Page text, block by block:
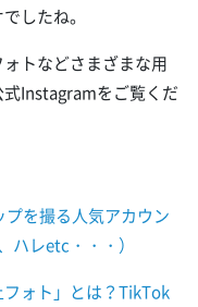
したね。
トなどさまざまな用
Instagramをご覧くだ
プを撮る人気アカウン
ハレetc・・・）
ォト」とは？TikTok